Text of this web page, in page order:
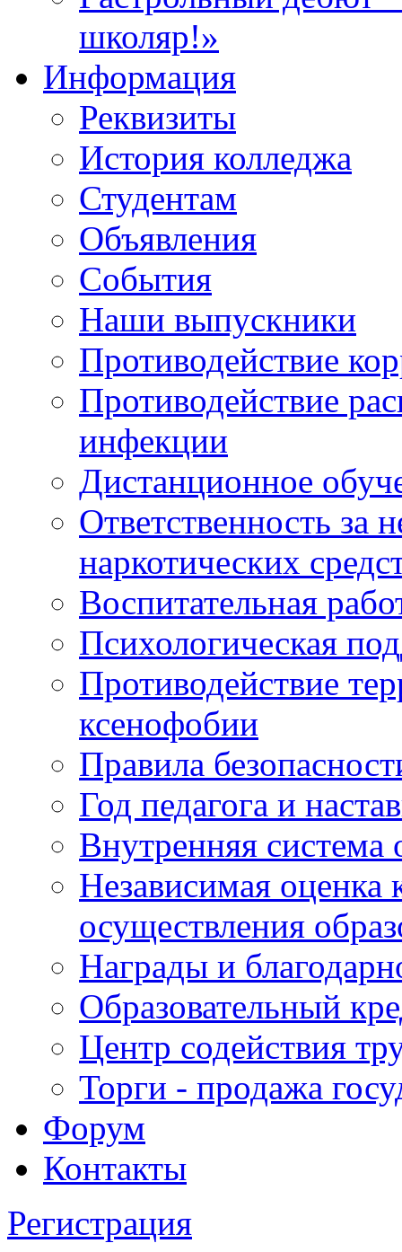
школяр!»
Информация
Реквизиты
История колледжа
Студентам
Объявления
События
Наши выпускники
Противодействие
Противодействие
инфекции
Дистанционное
Ответственность за
наркотических
Воспитательная
Психологическая
Противодействие
ксенофобии
Правила
Год педагога и
Внутренняя система
Независимая оценка
осуществления
Награды и
Образовательный
Центр содействия
Торги - продажа
Форум
Контакты
Регистрация